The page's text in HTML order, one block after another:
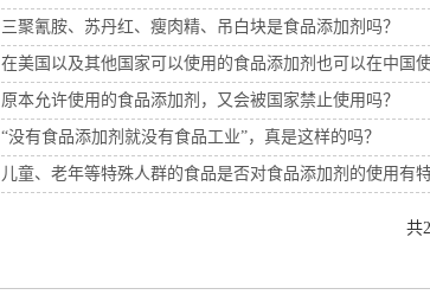
三聚氰胺、苏丹红、瘦肉精、吊白块是食品添加剂吗？
在美国以及其他国家可以使用的食品添加剂也可以在中国使
原本允许使用的食品添加剂，又会被国家禁止使用吗？
“没有食品添加剂就没有食品工业”，真是这样的吗？
儿童、老年等特殊人群的食品是否对食品添加剂的使用有特
共